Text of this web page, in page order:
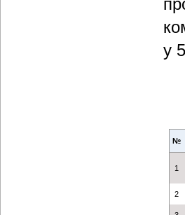
у
№
1
2